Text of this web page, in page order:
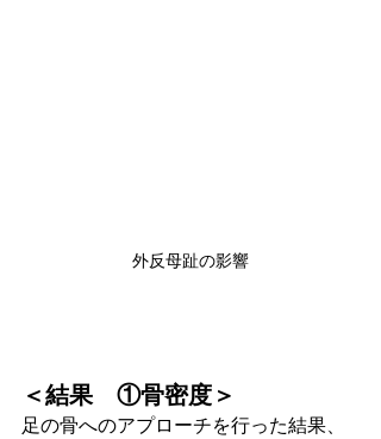
外反母趾の影響
＜結果　①骨密度＞
足の骨へのアプローチを行った結果、